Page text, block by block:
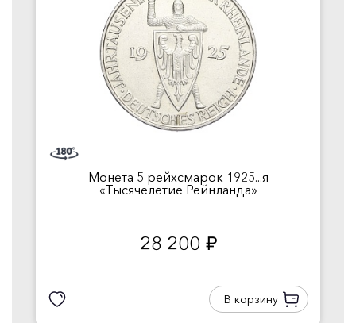
Монета 5 рейхсмарок 1925...я
«Тысячелетие Рейнланда»
28 200 руб.
В корзину